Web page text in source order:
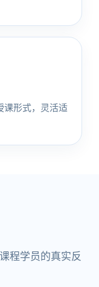
课形式，灵活适
程学员的真实反